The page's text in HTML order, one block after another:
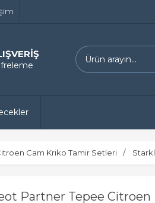
Cam Kriko Tamir Setleri
Partner Tepee Citroen